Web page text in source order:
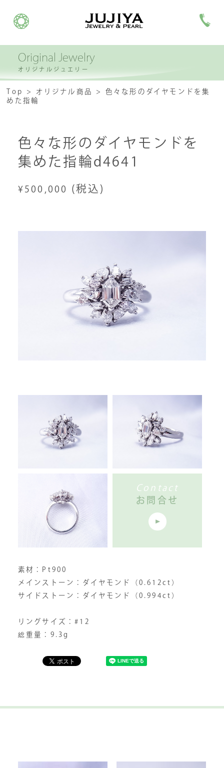
Original Jewelry
オリジナルジュエリー
Top オリジナル商品
色々な形のダイヤモンドを集
めた指輪
色々な形のダイヤモンドを
集めた指輪d4641
¥500,000 (税込)
素材：Pt900
メインストーン：ダイヤモンド（0.612ct）
サイドストーン：ダイヤモンド（0.994ct）
リングサイズ：#12
総重量：9.3g
Contact
お問合せ